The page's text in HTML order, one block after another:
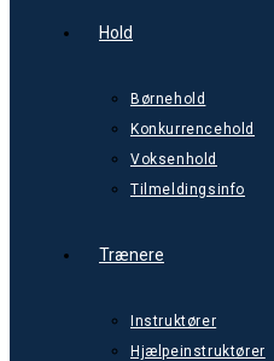
Hold
Børnehold
Konkurrencehold
Voksenhold
Tilmeldingsinfo
Trænere
Instruktører
Hjælpeinstruktører